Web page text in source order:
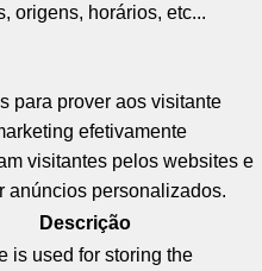
origens, horários, etc...
para prover aos visitante
efetivamente
visitantes pelos websites e
anúncios personalizados.
Descrição
is used for storing the